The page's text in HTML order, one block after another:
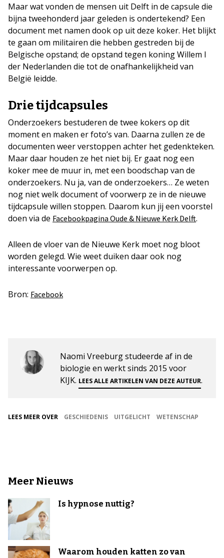
Maar wat vonden de mensen uit Delft in de capsule die
bijna tweehonderd jaar geleden is ondertekend? Een
document met namen dook op uit deze koker. Het blijkt
te gaan om militairen die hebben gestreden bij de
Belgische opstand; de opstand tegen koning Willem I
der Nederlanden die tot de onafhankelijkheid van
België leidde.
Drie tijdcapsules
Onderzoekers bestuderen de twee kokers op dit
moment en maken er foto’s van. Daarna zullen ze de
documenten weer verstoppen achter het gedenkteken.
Maar daar houden ze het niet bij. Er gaat nog een
koker mee de muur in, met een boodschap van de
onderzoekers. Nu ja, van de onderzoekers… Ze weten
nog niet welk document of voorwerp ze in de nieuwe
tijdcapsule willen stoppen. Daarom kun jij een voorstel
doen via de Facebookpagina Oude & Nieuwe Kerk Delft.
Alleen de vloer van de Nieuwe Kerk moet nog bloot
worden gelegd. Wie weet duiken daar ook nog
interessante voorwerpen op.
Bron: Facebook
Naomi Vreeburg studeerde af in de
biologie en werkt sinds 2015 voor
KIJK. LEES ALLE ARTIKELEN VAN DEZE AUTEUR.
LEES MEER OVER GESCHIEDENIS UITGELICHT WETENSCHAP
Meer Nieuws
Is hypnose nuttig?
Waarom houden katten zo van